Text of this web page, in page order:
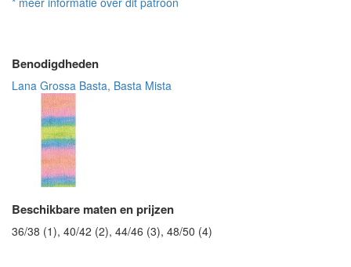
Benodigdheden
Lana Grossa Basta, Basta Mista
Beschikbare maten en prijzen
36/38 (1), 40/42 (2), 44/46 (3), 48/50 (4)